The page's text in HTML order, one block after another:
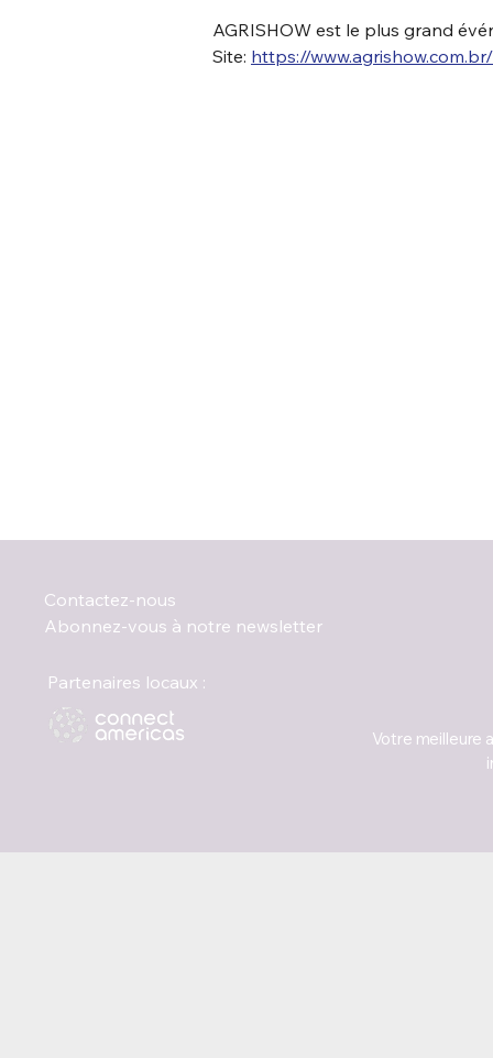
AGRISHOW est le plus grand
Site: https://www.agrishow.com.br/
Contactez-nous
Abonnez-vous à notre newsletter
Partenaires locaux :
Votre meilleure